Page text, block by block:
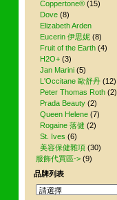
Coppertone® (15)
Dove (8)
Elizabeth Arden
Eucerin 伊思妮 (8)
Fruit of the Earth (4)
H2O+ (3)
Jan Marini (5)
L'Occitane 歐舒丹 (12)
Peter Thomas Roth (2)
Prada Beauty (2)
Queen Helene (7)
Rogaine 落健 (2)
St. Ives (6)
美容保健雜項 (30)
服飾代買區-> (9)
品牌列表